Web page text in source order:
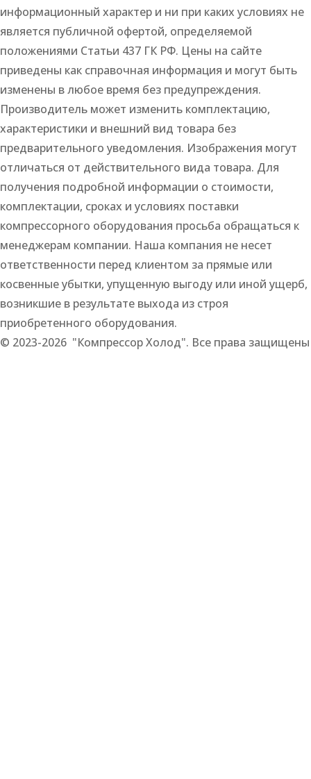
информационный характер и ни при каких условиях не
является публичной офертой, определяемой
положениями Статьи 437 ГК РФ. Цены на сайте
приведены как справочная информация и могут быть
изменены в любое время без предупреждения.
Производитель может изменить комплектацию,
характеристики и внешний вид товара без
предварительного уведомления. Изображения могут
отличаться от действительного вида товара. Для
получения подробной информации о стоимости,
комплектации, сроках и условиях поставки
компрессорного оборудования просьба обращаться к
менеджерам компании. Наша компания не несет
ответственности перед клиентом за прямые или
косвенные убытки, упущенную выгоду или иной ущерб,
возникшие в результате выхода из строя
приобретенного оборудования.
© 2023-2026 "Компрессор Холод". Все права защищены